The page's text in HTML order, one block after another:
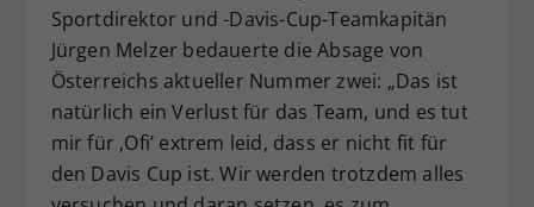
Sportdirektor und -Davis-Cup-Teamkapitän
Jürgen Melzer bedauerte die Absage von
Österreichs aktueller Nummer zwei: „Das ist
natürlich ein Verlust für das Team, und es tut
mir für ‚Ofi’ extrem leid, dass er nicht fit für
den Davis Cup ist. Wir werden trotzdem alles